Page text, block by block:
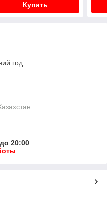
Купить
год
20:00